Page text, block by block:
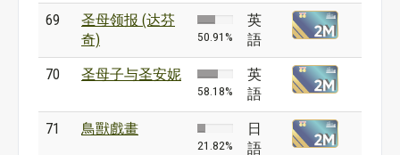
69
圣母领报 (达芬
奇)
50.91%
英
語
70 圣母子与圣安妮
58.18%
英
語
71 鳥獸戲畫
21.82%
日
語